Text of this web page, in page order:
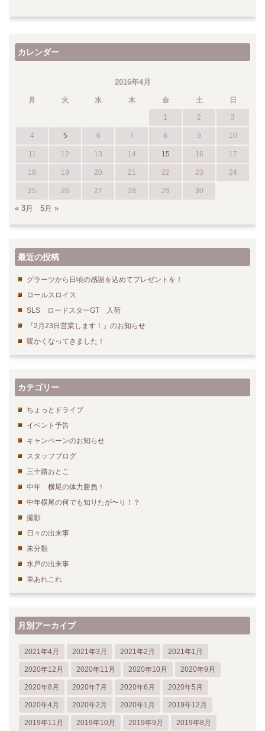
カレンダー
2016年4月
月 火 水 木 金 土 日
1 2 3
4 5 6 7 8 9 10
11 12 13 14 15 16 17
18 19 20 21 22 23 24
25 26 27 28 29 30
« 3月 5月 »
最近の投稿
グラーツから日頃の感謝を込めてプレゼントを！
ロールスロイス
SLS ロードスターGT 入荷
『2月23日営業します！』のお知らせ
暖かくなってきました！
カテゴリー
ちょっとドライブ
イベント予告
キャンペーンのお知らせ
スタッフブログ
三十路おとこ
中年 横尾の体力勝負！
中年横尾の何でも知りたが〜り！？
撮影
日々の出来事
未分類
水戸の出来事
車あれこれ
月別アーカイブ
2021年4月 2021年3月 2021年2月 2021年1月
2020年12月 2020年11月 2020年10月 2020年9月
2020年8月 2020年7月 2020年6月 2020年5月
2020年4月 2020年2月 2020年1月 2019年12月
2019年11月 2019年10月 2019年9月 2019年8月